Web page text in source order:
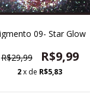
09- Star Glow
R$29,99 R$9,99
2x de R$5,83